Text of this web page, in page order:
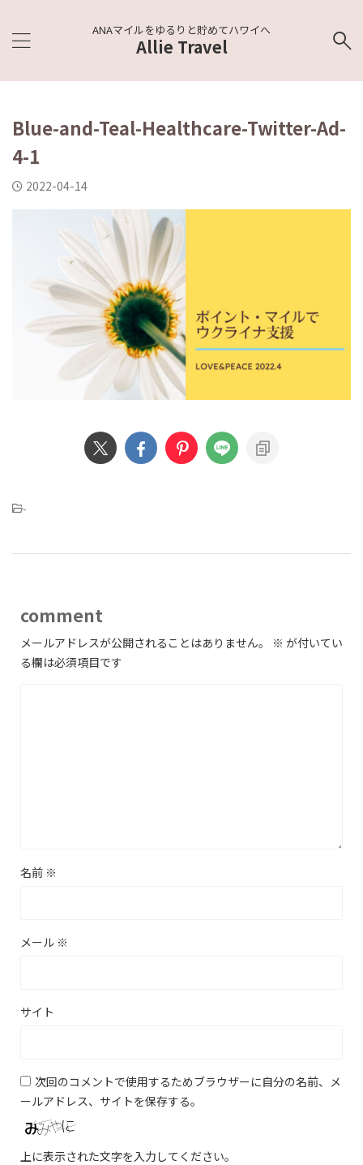
ANAマイルをゆるりと貯めてハワイへ
Allie Travel
Blue-and-Teal-Healthcare-Twitter-Ad-
4-1
2022-04-14
-
comment
メールアドレスが公開されることはありません。 ※ が付いてい
る欄は必須項目です
名前 ※
メール ※
サイト
次回のコメントで使用するためブラウザーに自分の名前、メ
ールアドレス、サイトを保存する。
上に表示された文字を入力してください。